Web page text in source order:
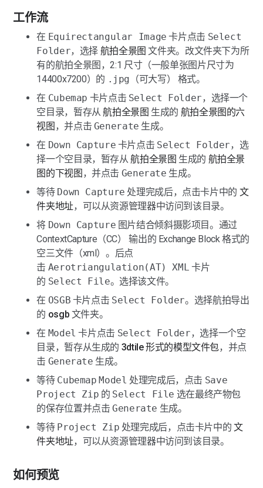
工作流
在 Equirectangular Image 卡片点击 Select
Folder，选择 航拍全景图 文件夹。改文件夹下为所
有的航拍全景图，2:1 尺寸（一般单张图片尺寸为
14400x7200）的 .jpg （可大写） 格式。
在 Cubemap 卡片点击 Select Folder，选择一个
空目录，暂存从 航拍全景图 生成的 航拍全景图的六
视图 ，并点击 Generate 生成。
在 Down Capture 卡片点击 Select Folder，选
择一个空目录，暂存从 航拍全景图 生成的 航拍全景
图的下视图 ，并点击 Generate 生成。
等待 Down Capture 处理完成后，点击卡片中的 文
件夹地址，可以从资源管理器中访问到该目录。
将 Down Capture 图片结合倾斜摄影项目。通过
ContextCapture（CC） 输出的 Exchange Block 格式的
空三文件（xml）。后点
击 Aerotriangulation(AT) XML 卡片
的 Select File。选择该文件。
在 OSGB 卡片点击 Select Folder。选择航拍导出
的 osgb 文件夹。
在 Model 卡片点击 Select Folder，选择一个空
目录，暂存从生成的 3dtile 形式的模型文件包，并点
击 Generate 生成。
等待 Cubemap Model 处理完成后，点击 Save
Project Zip 的 Select File 选在最终产物包
的保存位置并点击 Generate 生成。
等待 Project Zip 处理完成后，点击卡片中的 文
件夹地址，可以从资源管理器中访问到该目录。
如何预览